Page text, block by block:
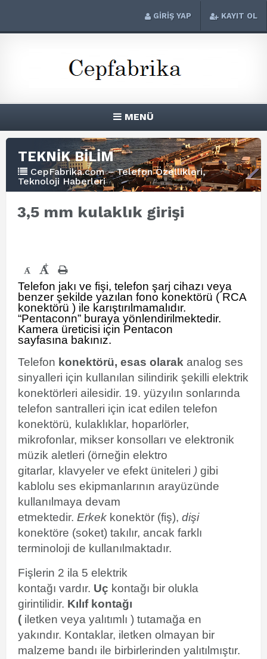
GİRİŞ YAP KAYIT OL
MENÜ
TEKNİK BİLİM
CepFabrika.com – Telefon Özellikleri,
Teknoloji Haberleri
3,5 mm kulaklık girişi
- +
Telefon jakı ve fişi, telefon şarj cihazı veya
benzer şekilde yazılan fono konektörü ( RCA
konektörü ) ile karıştırılmamalıdır.
“Pentaconn” buraya yönlendirilmektedir.
Kamera üreticisi için Pentacon
sayfasına bakınız.
Telefon konektörü, esas olarak analog ses
sinyalleri için kullanılan silindirik şekilli elektrik
konektörleri ailesidir. 19. yüzyılın sonlarında
telefon santralleri için icat edilen telefon
konektörü, kulaklıklar, hoparlörler,
mikrofonlar, mikser konsolları ve elektronik
müzik aletleri (örneğin elektro
gitarlar, klavyeler ve efekt üniteleri ) gibi
kablolu ses ekipmanlarının arayüzünde
kullanılmaya devam
etmektedir. Erkek konektör (fiş), dişi
konektöre (soket) takılır, ancak farklı
terminoloji de kullanılmaktadır.
Fişlerin 2 ila 5 elektrik
kontağı vardır. Uç kontağı bir olukla
girintilidir. Kılıf kontağı
( iletken veya yalıtımlı ) tutamağa en
yakındır. Kontaklar, iletken olmayan bir
malzeme bandı ile birbirlerinden yalıtılmıştır.